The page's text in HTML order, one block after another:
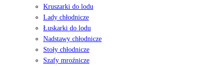
Kruszarki do lodu
Lady chłodnicze
Łuskarki do lodu
Nadstawy chłodnicze
Stoły chłodnicze
Szafy mroźnicze